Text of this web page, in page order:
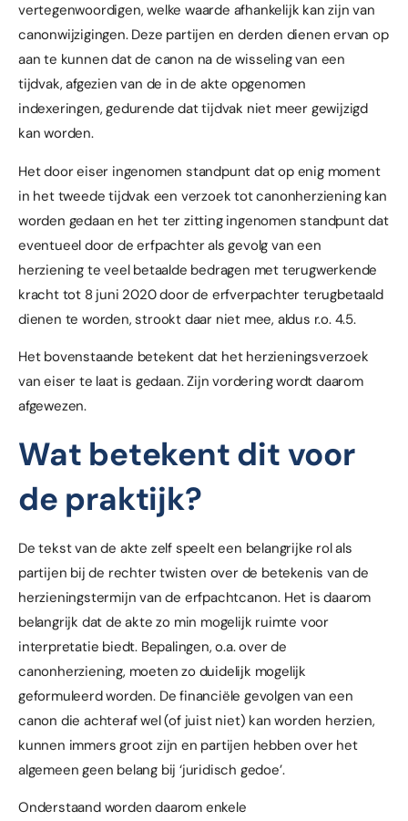
vertegenwoordigen, welke waarde afhankelijk kan zijn van
canonwijzigingen. Deze partijen en derden dienen ervan op
aan te kunnen dat de canon na de wisseling van een
tijdvak, afgezien van de in de akte opgenomen
indexeringen, gedurende dat tijdvak niet meer gewijzigd
kan worden.
Het door eiser ingenomen standpunt dat op enig moment
in het tweede tijdvak een verzoek tot canonherziening kan
worden gedaan en het ter zitting ingenomen standpunt dat
eventueel door de erfpachter als gevolg van een
herziening te veel betaalde bedragen met terugwerkende
kracht tot 8 juni 2020 door de erfverpachter terugbetaald
dienen te worden, strookt daar niet mee, aldus r.o. 4.5.
Het bovenstaande betekent dat het herzieningsverzoek
van eiser te laat is gedaan. Zijn vordering wordt daarom
afgewezen.
Wat betekent dit voor
de praktijk?
De tekst van de akte zelf speelt een belangrijke rol als
partijen bij de rechter twisten over de betekenis van de
herzieningstermijn van de erfpachtcanon. Het is daarom
belangrijk dat de akte zo min mogelijk ruimte voor
interpretatie biedt. Bepalingen, o.a. over de
canonherziening, moeten zo duidelijk mogelijk
geformuleerd worden. De financiële gevolgen van een
canon die achteraf wel (of juist niet) kan worden herzien,
kunnen immers groot zijn en partijen hebben over het
algemeen geen belang bij ‘juridisch gedoe’.
Onderstaand worden daarom enkele